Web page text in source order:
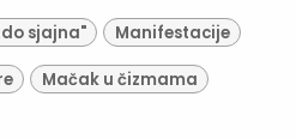
sjajna" Manifestacije
Mačak u čizmama